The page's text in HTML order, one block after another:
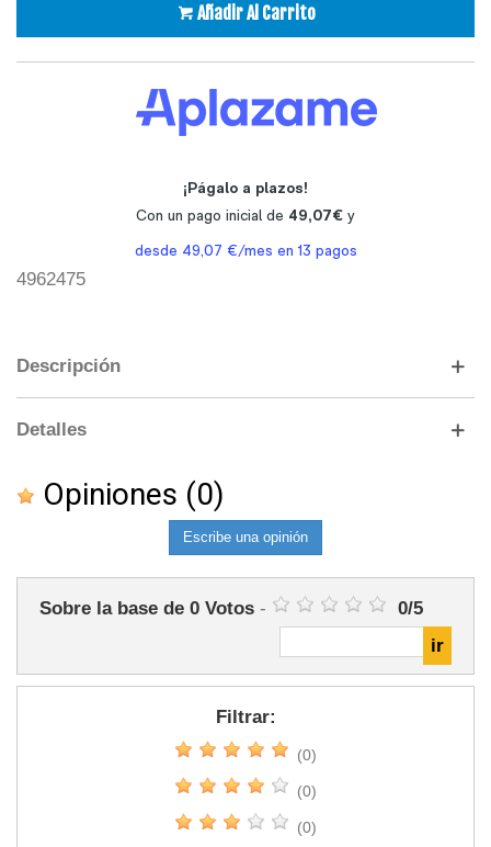
Añadir Al Carrito
4962475
Descripción
Detalles
Opiniones (0)
Escribe una opinión
Sobre la base de 0 Votos - 0/5
Filtrar:
(0)
(0)
(0)